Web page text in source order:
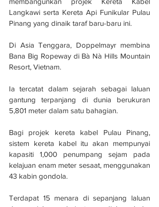
Langkawi serta Kereta Api Funikular Pulau
Pinang yang dinaik taraf baru-baru ini.
Di Asia Tenggara, Doppelmayr membina
Bana Big Ropeway di Bà Nà Hills Mountain
Resort, Vietnam.
Ia tercatat dalam sejarah sebagai laluan
gantung terpanjang di dunia berukuran
5,801 meter dalam satu bahagian.
Bagi projek kereta kabel Pulau Pinang,
sistem kereta kabel itu akan mempunyai
kapasiti 1,000 penumpang sejam pada
kelajuan enam meter sesaat, menggunakan
43 kabin gondola.
Terdapat 15 menara di sepanjang laluan